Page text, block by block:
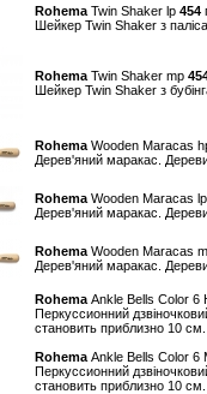
Rohema Twin Shaker lp 454
Шейкер Twin Shaker з
Rohema Twin Shaker mp
Шейкер Twin Shaker з
Rohema Wooden Maracas
Дерев'яний маракас.
Rohema Wooden Maracas
Дерев'яний маракас.
Rohema Wooden Maracas
Дерев'яний маракас.
Rohema Ankle Bells Color 6
Перкуссионний
становить приблизно 10 см.
Rohema Ankle Bells Color 6
Перкуссионний
становить приблизно 10 см.